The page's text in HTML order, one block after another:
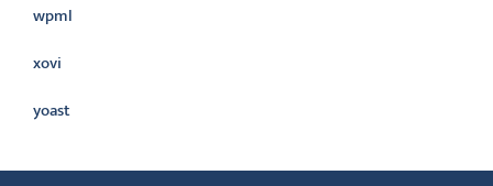
wpml
xovi
yoast